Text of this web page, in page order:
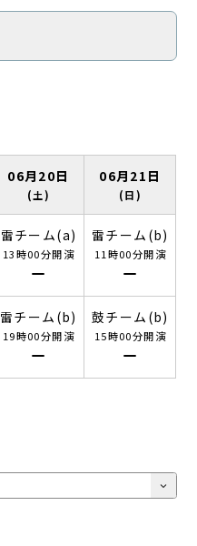
06月20日
(土)
06月21日
(日)
雷チーム(a)
13時00分開演
remove
雷チーム(b)
11時00分開演
remove
雷チーム(b)
19時00分開演
remove
鼓チーム(b)
15時00分開演
remove
expand_more